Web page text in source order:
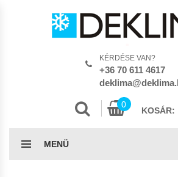
KÉRDÉSE VAN?
+36 70 611 4617
0
KOSÁR:
MENÜ